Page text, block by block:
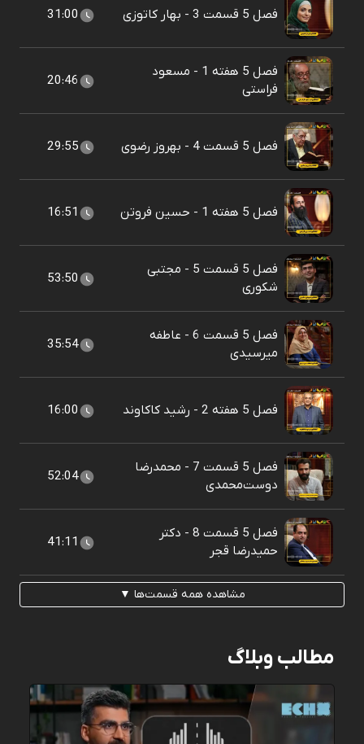
فصل 5 قسمت 3 - بهار کاتوزی 31:00
فصل 5 هفته 1 - مسعود
فراستی
20:46
فصل 5 قسمت 4 - بهروز رضوی 29:55
فصل 5 هفته 1 - حسین فروتن 16:51
فصل 5 قسمت 5 - مجتبی
شکوری
53:50
فصل 5 قسمت 6 - عاطفه
میرسیدی
35:54
فصل 5 هفته 2 - رشید کاکاوند 16:00
فصل 5 قسمت 7 - محمدرضا
دوست‌محمدی
52:04
فصل 5 قسمت 8 - دکتر
حمیدرضا قجر
41:11
مشاهده همه قسمت‌ها ▼
مطالب وبلاگ